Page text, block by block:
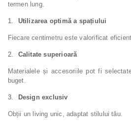
termen lung.
Utilizarea optimă a spațiului
Fiecare centimetru este valorificat
Calitate superioară
Materialele și accesoriile pot fi
buget.
Design exclusiv
Obții un living unic, adaptat stilului tău.